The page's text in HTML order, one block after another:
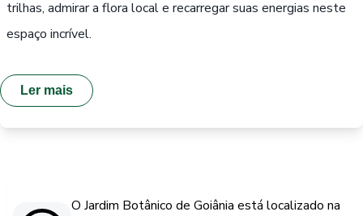
trilhas, admirar a flora local e recarregar suas energias neste
espaço incrível.
Ler mais
O Jardim Botânico de Goiânia está localizado na